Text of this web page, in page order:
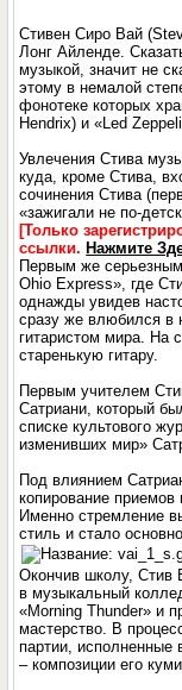
Стивен Сиро Вай
Лонг Айленде.
музыкой, значит не
этому в немалой
фонотеке которых
Hendrix) и «Led
Увлечения Стива
куда, кроме Стива,
сочинения Стива
«зажигали не по-
[Только
ссылки. Нажмите
Первым же
Ohio Express», где
однажды увидев
сразу же влюбился в
гитаристом мира. На
старенькую гитару.
Первым учителем
Сатриани, который
списке культового
изменивших мир»
Под влиянием
копирование приемов
Именно стремление
стиль и стало
Окончив школу, Стив
в музыкальный
«Morning Thunder» и
мастерство. В
партии, исполненные
– композиции его